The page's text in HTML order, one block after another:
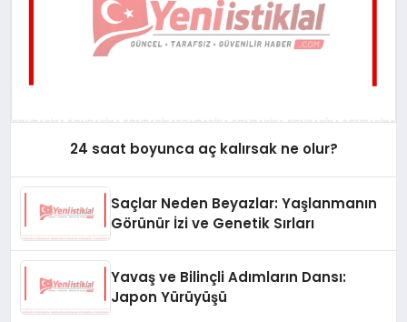
24 saat boyunca aç kalırsak ne olur?
Saçlar Neden Beyazlar: Yaşlanmanın
Görünür İzi ve Genetik Sırları
Yavaş ve Bilinçli Adımların Dansı:
Japon Yürüyüşü